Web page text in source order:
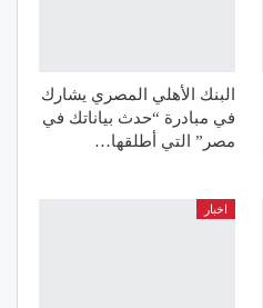
البنك الأهلي المصري يشارك
في مبادرة “حدث بياناتك في
مصر” التي أطلقها…
اخبار